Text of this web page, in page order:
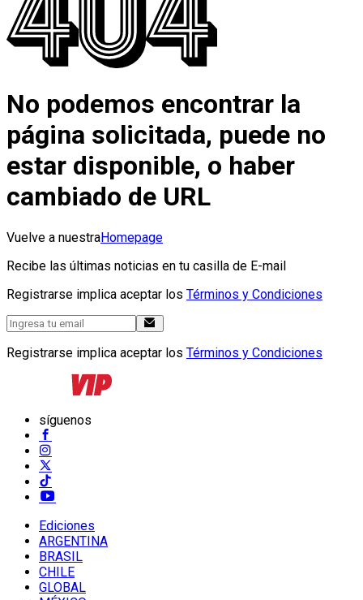
No podemos encontrar la
página solicitada, puede no
estar disponible, o haber
cambiado de URL
Vuelve a nuestraHomepage
Recibe las últimas noticias en tu casilla de E-mail
Registrarse implica aceptar los Términos y Condiciones
Registrarse implica aceptar los Términos y Condiciones
síguenos
Ediciones
ARGENTINA
BRASIL
CHILE
GLOBAL